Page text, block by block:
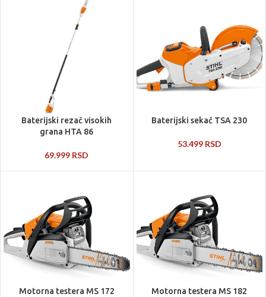
Baterijski rezač visokih
grana HTA 86
69.999 RSD
Baterijski sekač TSA 230
53.499 RSD
Motorna testera MS 172 Motorna testera MS 182